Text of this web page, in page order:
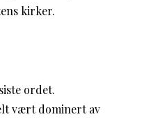
kirker.
ordet.
vært dominert av